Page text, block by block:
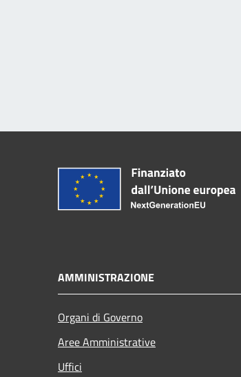
AMMINISTRAZIONE
Organi di Governo
Aree Amministrative
Uffici